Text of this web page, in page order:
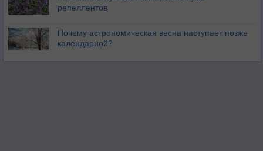
репеллентов
Почему астрономическая весна наступает позже
календарной?